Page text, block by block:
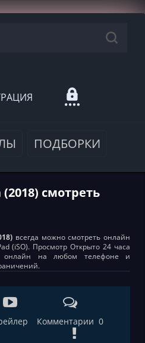
ПОДБОРКИ
смотреть
всегда можно смотреть онлайн
(iSO). Просмотр Открыто 24 часа
онлайн на любом телефоне и
Комментарии 0